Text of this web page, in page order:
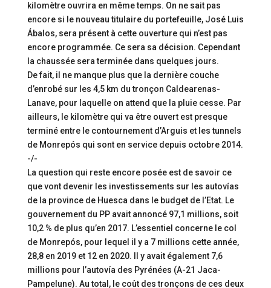
kilomètre ouvrira en même temps. On ne sait pas
encore si le nouveau titulaire du portefeuille, José Luis
Ábalos, sera présent à cette ouverture qui n’est pas
encore programmée. Ce sera sa décision. Cependant
la chaussée sera terminée dans quelques jours.
De fait, il ne manque plus que la dernière couche
d’enrobé sur les 4,5 km du tronçon Caldearenas-
Lanave, pour laquelle on attend que la pluie cesse. Par
ailleurs, le kilomètre qui va être ouvert est presque
terminé entre le contournement d’Arguis et les tunnels
de Monrepós qui sont en service depuis octobre 2014.
-/-
La question qui reste encore posée est de savoir ce
que vont devenir les investissements sur les autovías
de la province de Huesca dans le budget de l’Etat. Le
gouvernement du PP avait annoncé 97,1 millions, soit
10,2 % de plus qu’en 2017. L’essentiel concerne le col
de Monrepós, pour lequel il y a 7 millions cette année,
28,8 en 2019 et 12 en 2020. Il y avait également 7,6
millions pour l’autovía des Pyrénées (A-21 Jaca-
Pampelune). Au total, le coût des tronçons de ces deux